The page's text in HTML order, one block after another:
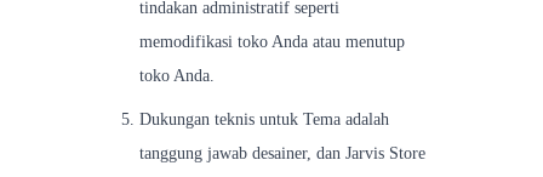
tindakan administratif seperti
memodifikasi toko Anda atau menutup
toko Anda.
Dukungan teknis untuk Tema adalah
tanggung jawab desainer, dan Jarvis Store